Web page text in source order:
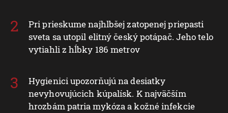
Pri prieskume najhlbšej zatopenej priepasti
sveta sa utopil elitný český potápač. Jeho telo
vytiahli z hĺbky 186 metrov
Hygienici upozorňujú na desiatky
nevyhovujúcich kúpalísk. K najväčším
hrozbám patria mykóza a kožné infekcie